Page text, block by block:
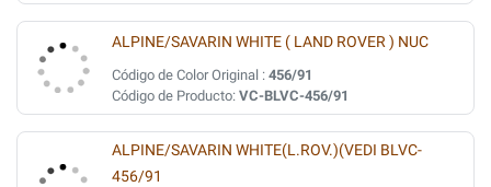
ALPINE/SAVARIN WHITE ( LAND ROVER ) NUC
Código de Color Original : 456/91
Código de Producto: VC-BLVC-456/91
ALPINE/SAVARIN WHITE(L.ROV.)(VEDI BLVC-
456/91